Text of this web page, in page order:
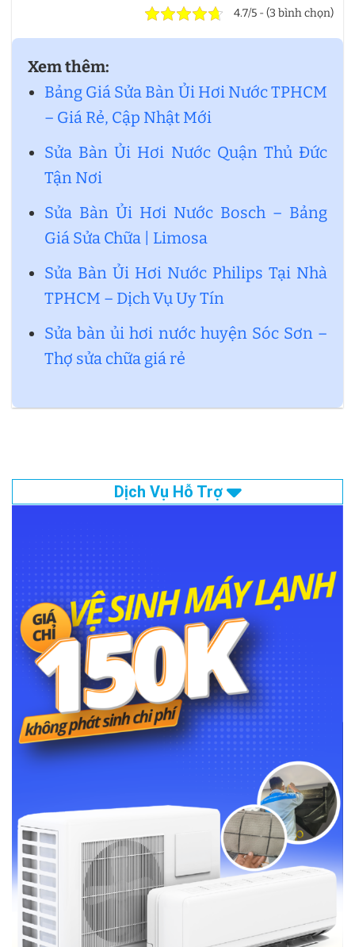
4.7/5 - (3 bình chọn)
Xem thêm:
Bảng Giá Sửa Bàn Ủi Hơi Nước TPHCM
– Giá Rẻ, Cập Nhật Mới
Sửa Bàn Ủi Hơi Nước Quận Thủ Đức
Tận Nơi
Sửa Bàn Ủi Hơi Nước Bosch – Bảng
Giá Sửa Chữa | Limosa
Sửa Bàn Ủi Hơi Nước Philips Tại Nhà
TPHCM – Dịch Vụ Uy Tín
Sửa bàn ủi hơi nước huyện Sóc Sơn –
Thợ sửa chữa giá rẻ
Dịch Vụ Hỗ Trợ